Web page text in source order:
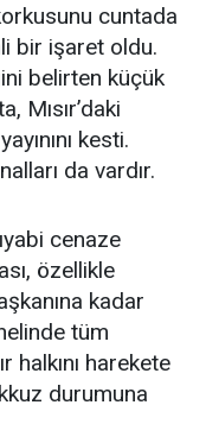
cuntada
bir işaret oldu.
belirten küçük
Mısır’daki
kesti.
da vardır.
cenaze
özellikle
kadar
tüm
halkını harekete
durumuna